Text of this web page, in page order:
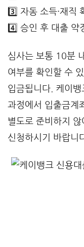
3️⃣ 자동 소득·재직
4️⃣ 승인 후 대출 약
심사는 보통 10분
여부를 확인할 수
입금됩니다. 케이
과정에서 입출금계
별도로 준비하지
신청하시기 바랍니